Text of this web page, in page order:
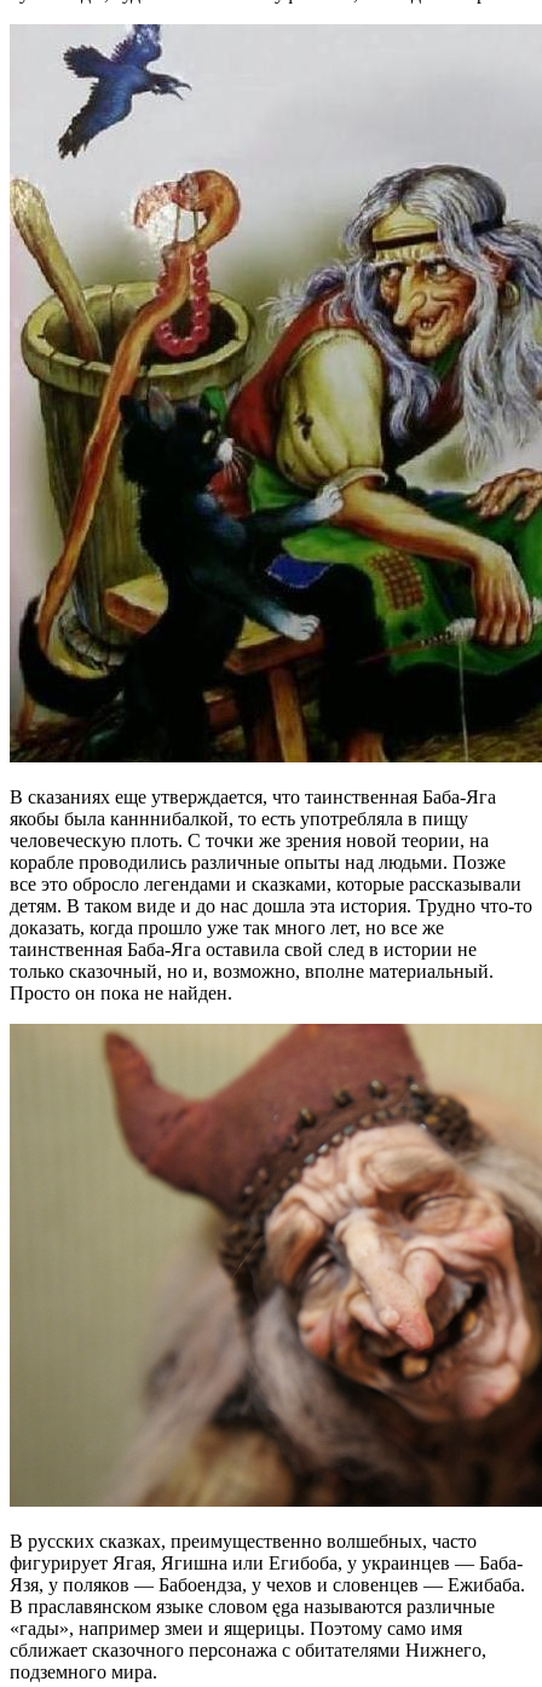
В сказаниях еще утверждается, что таинственная Баба-Яга
якобы была канннибалкой, то есть употребляла в пищу
человеческую плоть. С точки же зрения новой теории, на
корабле проводились различные опыты над людьми. Позже
все это обросло легендами и сказками, которые рассказывали
детям. В таком виде и до нас дошла эта история. Трудно что-то
доказать, когда прошло уже так много лет, но все же
таинственная Баба-Яга оставила свой след в истории не
только сказочный, но и, возможно, вполне материальный.
Просто он пока не найден.
В русских сказках, преимущественно волшебных, часто
фигурирует Ягая, Ягишна или Егибоба, у украинцев — Баба-
Язя, у поляков — Бабоендза, у чехов и словенцев — Ежибаба.
В праславянском языке словом ęgа называются различные
«гады», например змеи и ящерицы. Поэтому само имя
сближает сказочного персонажа с обитателями Нижнего,
подземного мира.